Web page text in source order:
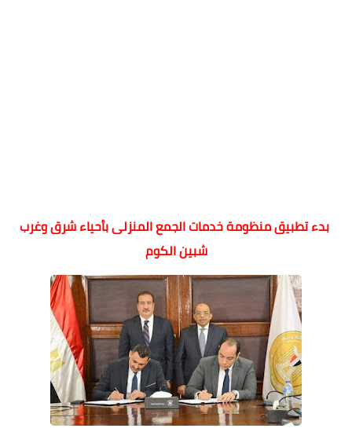
بدء تطبيق منظومة خدمات الجمع المنزلى بأحياء شرق وغرب
شبين الكوم